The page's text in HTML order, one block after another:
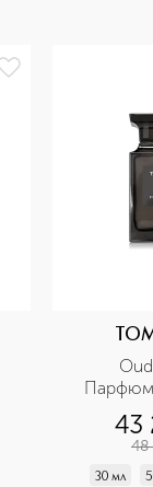
43
48
30 мл